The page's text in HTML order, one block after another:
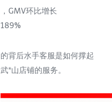
，GMV环比增长
189%
的背后水手客服是如何撑起
武*山店铺的服务。